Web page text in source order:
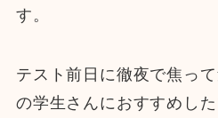
す。
テスト前日に徹夜で焦っ
の学生さんにおすすめした